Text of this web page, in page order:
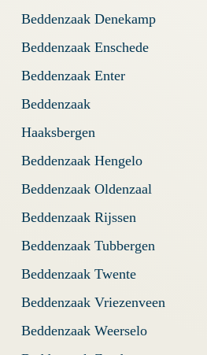
Beddenzaak Denekamp
Beddenzaak Enschede
Beddenzaak Enter
Beddenzaak
Haaksbergen
Beddenzaak Hengelo
Beddenzaak Oldenzaal
Beddenzaak Rijssen
Beddenzaak Tubbergen
Beddenzaak Twente
Beddenzaak Vriezenveen
Beddenzaak Weerselo